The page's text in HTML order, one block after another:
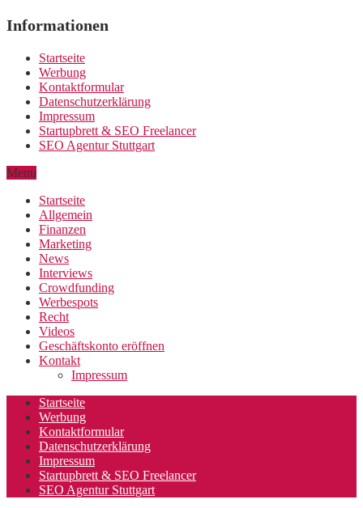
Informationen
Startseite
Werbung
Kontaktformular
Datenschutzerklärung
Impressum
Startupbrett & SEO Freelancer
SEO Agentur Stuttgart
Menu
Startseite
Allgemein
Finanzen
Marketing
News
Interviews
Crowdfunding
Werbespots
Recht
Videos
Geschäftskonto eröffnen
Kontakt
Impressum
Startseite
Werbung
Kontaktformular
Datenschutzerklärung
Impressum
Startupbrett & SEO Freelancer
SEO Agentur Stuttgart